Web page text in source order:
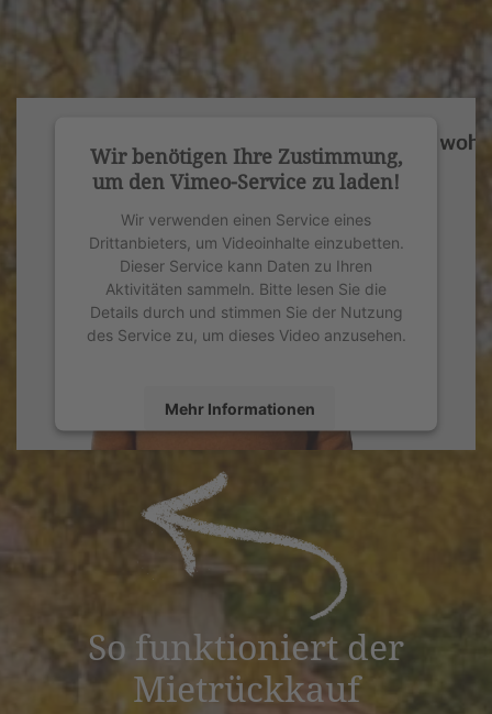
Wir benötigen Ihre Zustimmung,
um den Vimeo-Service zu laden!
Wir verwenden einen Service eines
Drittanbieters, um Videoinhalte einzubetten.
Dieser Service kann Daten zu Ihren
Aktivitäten sammeln. Bitte lesen Sie die
Details durch und stimmen Sie der Nutzung
des Service zu, um dieses Video anzusehen.
Mehr Informationen
powered by
Management Platform
So funktioniert der
Mietrückkauf